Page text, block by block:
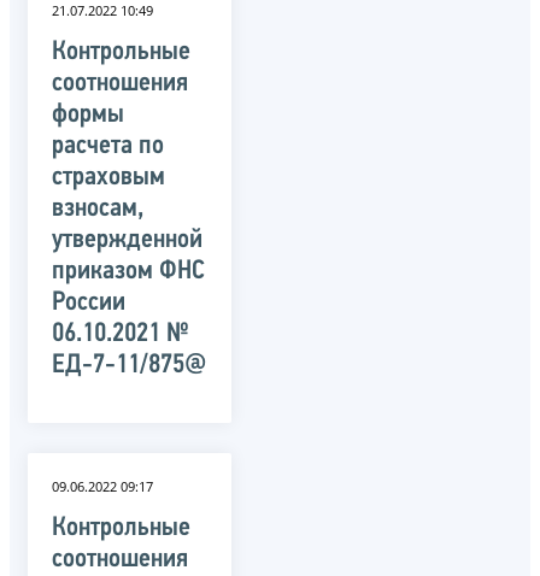
21.07.2022 10:49
Контрольные
соотношения
формы
расчета по
страховым
взносам,
утвержденной
приказом ФНС
России
06.10.2021 №
ЕД-7-11/875@
09.06.2022 09:17
Контрольные
соотношения